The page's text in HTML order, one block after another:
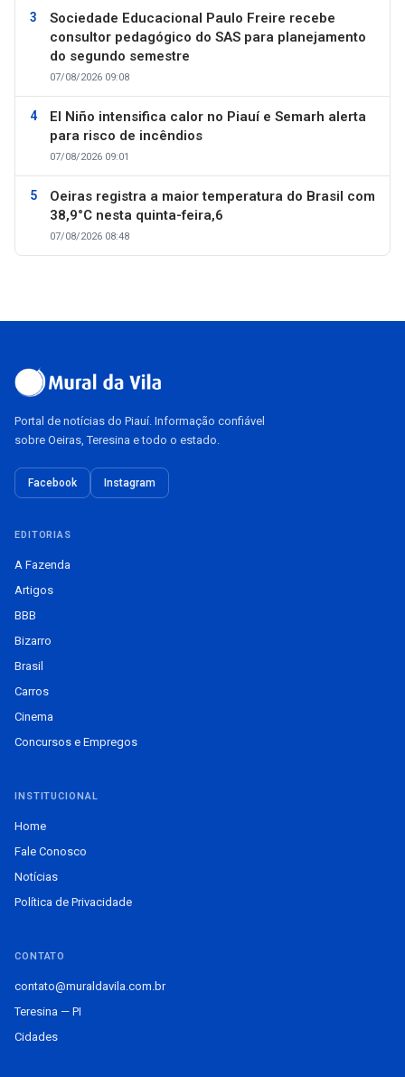
Sociedade Educacional Paulo Freire recebe
consultor pedagógico do SAS para planejamento
do segundo semestre
07/08/2026 09:08
El Niño intensifica calor no Piauí e Semarh alerta
para risco de incêndios
07/08/2026 09:01
Oeiras registra a maior temperatura do Brasil com
38,9°C nesta quinta-feira,6
07/08/2026 08:48
Portal de notícias do Piauí. Informação confiável
sobre Oeiras, Teresina e todo o estado.
Facebook Instagram
EDITORIAS
A Fazenda
Artigos
BBB
Bizarro
Brasil
Carros
Cinema
Concursos e Empregos
INSTITUCIONAL
Home
Fale Conosco
Notícias
Política de Privacidade
CONTATO
contato@muraldavila.com.br
Teresina — PI
Cidades